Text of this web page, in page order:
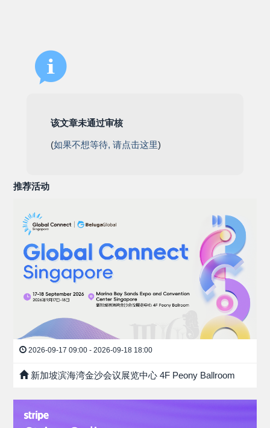
该文章未通过审核
(如果不想等待, 请点击这里)
推荐活动
2026-09-17 09:00 - 2026-09-18 18:00
新加坡滨海湾金沙会议展览中心 4F Peony Ballroom